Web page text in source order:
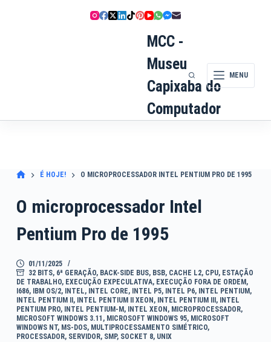
MCC -
Museu
Capixaba do
Computador
MENU
É HOJE! O MICROPROCESSADOR INTEL PENTIUM PRO DE 1995
O microprocessador Intel
Pentium Pro de 1995
01/11/2025
32 BITS, 6ª GERAÇÃO, BACK-SIDE BUS, BSB, CACHE L2, CPU, ESTAÇÃO
DE TRABALHO, EXECUÇÃO EXPECULATIVA, EXECUÇÃO FORA DE ORDEM ,
I686, IBM OS/2, INTEL, INTEL CORE, INTEL P5, INTEL P6, INTEL PENTIUM ,
INTEL PENTIUM II , INTEL PENTIUM II XEON , INTEL PENTIUM III , INTEL
PENTIUM PRO, INTEL PENTIUM-M , INTEL XEON , MICROPROCESSADOR,
MICROSOFT WINDOWS 3.11 , MICROSOFT WINDOWS 95, MICROSOFT
WINDOWS NT, MS-DOS, MULTIPROCESSAMENTO SIMÉTRICO,
PROCESSADOR, SERVIDOR, SMP, SOCKET 8, UNIX